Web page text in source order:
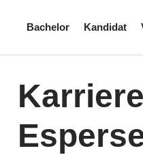
Bachelor Kandidat